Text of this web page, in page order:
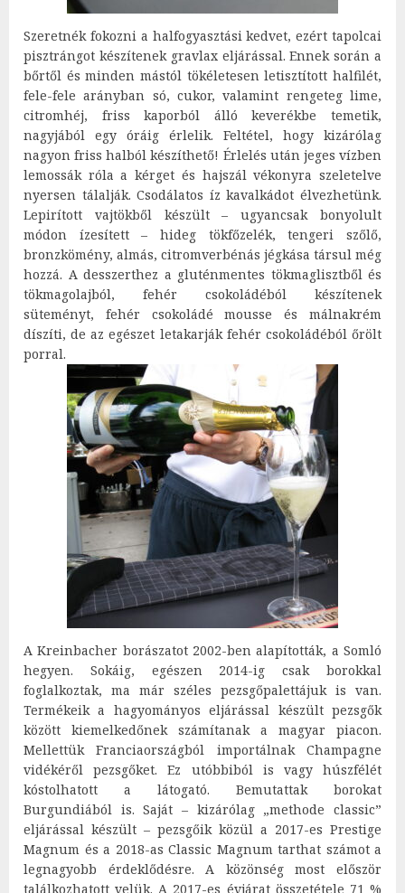
Szeretnék fokozni a halfogyasztási kedvet, ezért tapolcai
pisztrángot készítenek gravlax eljárással. Ennek során a
bőrtől és minden mástól tökéletesen letisztított halfilét,
fele-fele arányban só, cukor, valamint rengeteg lime,
citromhéj, friss kaporból álló keverékbe temetik,
nagyjából egy óráig érlelik. Feltétel, hogy kizárólag
nagyon friss halból készíthető! Érlelés után jeges vízben
lemossák róla a kérget és hajszál vékonyra szeletelve
nyersen tálalják. Csodálatos íz kavalkádot élvezhetünk.
Lepirított vajtökből készült – ugyancsak bonyolult
módon ízesített – hideg tökfőzelék, tengeri szőlő,
bronzkömény, almás, citromverbénás jégkása társul még
hozzá. A desszerthez a gluténmentes tökmaglisztből és
tökmagolajból, fehér csokoládéból készítenek
süteményt, fehér csokoládé mousse és málnakrém
díszíti, de az egészet letakarják fehér csokoládéból őrölt
porral.
A Kreinbacher borászatot 2002-ben alapították, a Somló
hegyen. Sokáig, egészen 2014-ig csak borokkal
foglalkoztak, ma már széles pezsgőpalettájuk is van.
Termékeik a hagyományos eljárással készült pezsgők
között kiemelkedőnek számítanak a magyar piacon.
Mellettük Franciaországból importálnak Champagne
vidékéről pezsgőket. Ez utóbbiból is vagy húszfélét
kóstolhatott a látogató. Bemutattak borokat
Burgundiából is. Saját – kizárólag „methode classic”
eljárással készült – pezsgőik közül a 2017-es Prestige
Magnum és a 2018-as Classic Magnum tarthat számot a
legnagyobb érdeklődésre. A közönség most először
találkozhatott velük. A 2017-es évjárat összetétele 71 %